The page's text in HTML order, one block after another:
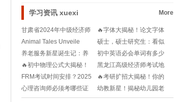
学习资讯 xuexi More
甘肃省2024年中级经济师
报名时间是什么
🔥字体大揭秘！论文字体
格式要求与尺寸选择
Animal Tales Unveile
硕士，硕士研究生：看似
一字之差，实则深藏
养老服务新星诞生记：养
老护理员证书获取全
初中英语必会单词有多少
🧐哪些是考试核心词
🔥初中物理公式大揭秘！
2025版必杀技速
黑龙江高级经济师考试地
点在哪？如何快速找
FRM考试时间安排？2025
年FRM考生
🔥考研扩招大揭秘！你的
未来机会就在眼前！
心理咨询师必须考哪些证
书？含金量高不高？
幼教新星！揭秘幼儿园老
师的英语沟通魔法📚